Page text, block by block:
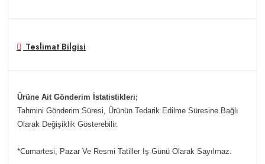
Teslimat Bilgisi
Ürüne Ait Gönderim İstatistikleri;
Tahmini Gönderim Süresi, Ürünün Tedarik Edilme Süresine Bağlı
Olarak Değişiklik Gösterebilir.
*Cumartesi, Pazar Ve Resmi Tatiller Iş Günü Olarak Sayılmaz.